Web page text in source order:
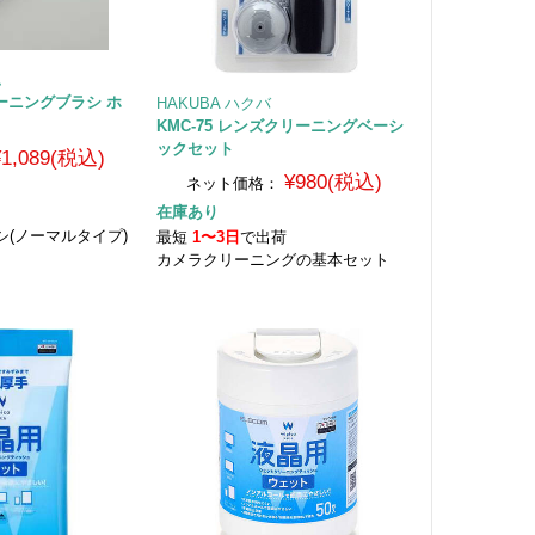
ニングブラシ ホ
税込)
(ノーマルタイプ)
HAKUBA ハクバ
KMC-75 レンズクリーニングベーシ
ックセット
ネット価格：
¥980(税込)
在庫あり
最短 1〜3日 で出荷
カメラクリーニングの基本セット